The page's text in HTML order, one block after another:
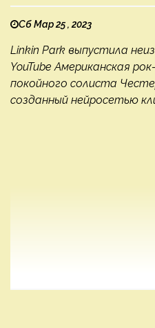
Сб Мар 25 , 2023
Linkin Park выпустила
YouTube Американская
покойного солиста
созданный нейросетью